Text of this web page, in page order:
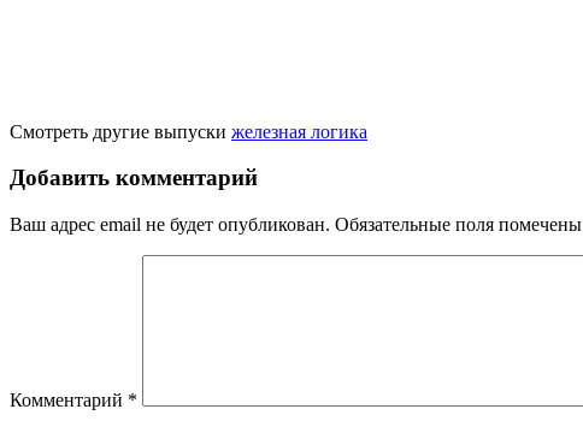
Смотреть другие выпуски железная логика
Добавить комментарий
Ваш адрес email не будет опубликован. Обязательные поля помечены
Комментарий *